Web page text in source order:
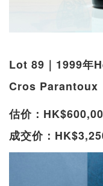
Lot 89｜1999年
Cros Parantoux
估价：
成交价：